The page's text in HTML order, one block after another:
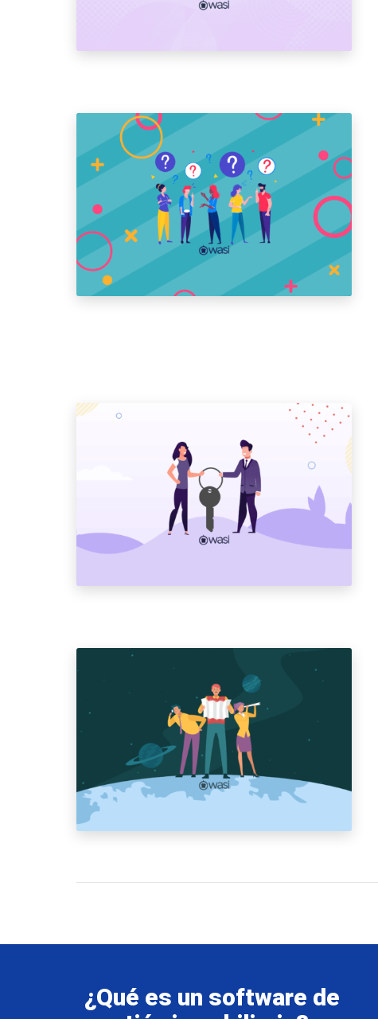
¿Qué es un software de